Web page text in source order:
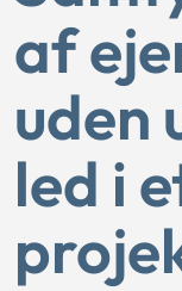
af
uden
led i